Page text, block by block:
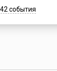
события